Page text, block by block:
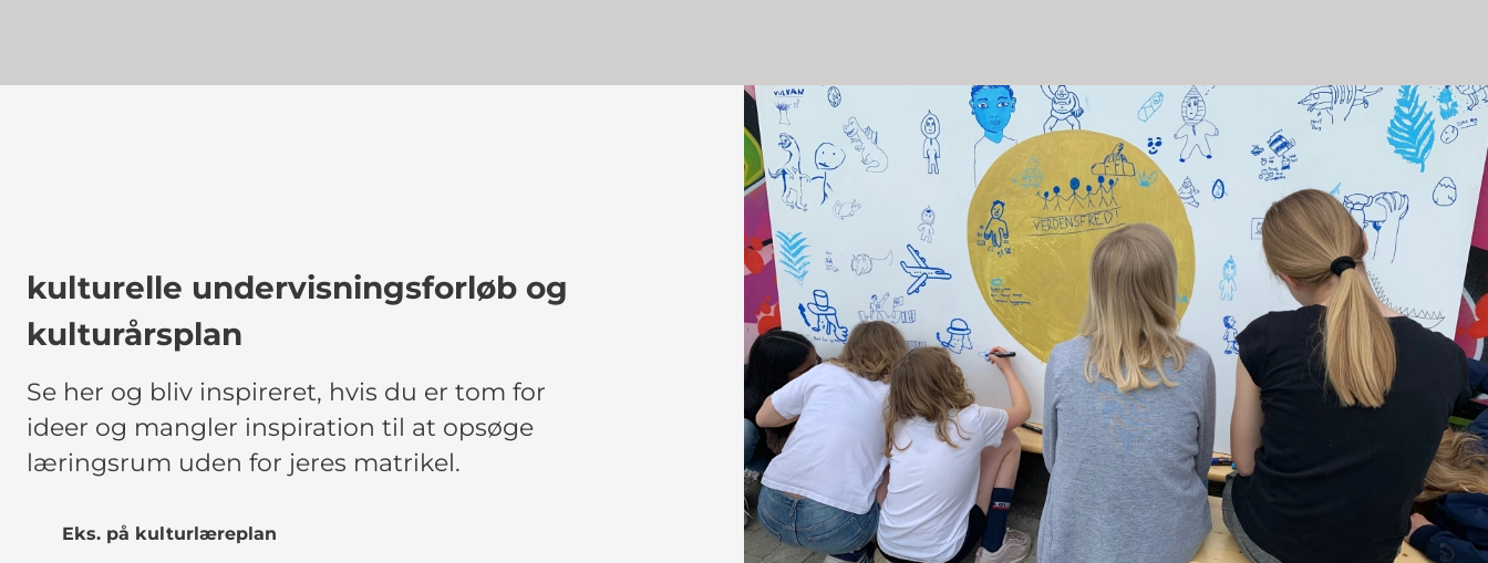
kulturelle undervisningsforløb og
kulturårsplan
Se her og bliv inspireret, hvis du er tom for
ideer og mangler inspiration til at opsøge
læringsrum uden for jeres matrikel.
Eks. på kulturlæreplan